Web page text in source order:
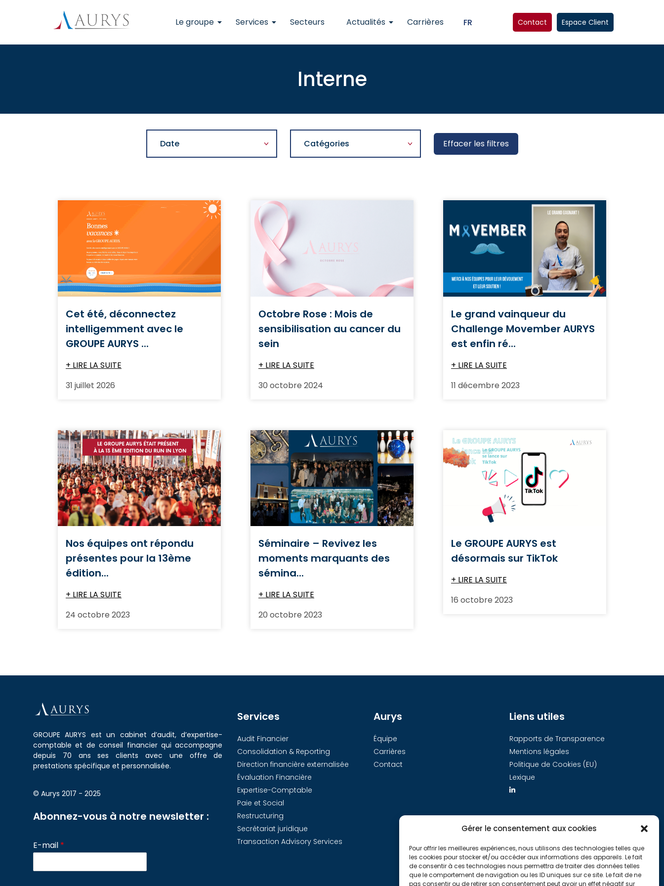
Gérer le consentement aux cookies
Pour offrir les meilleures expériences, nous utilisons des technologies telles que
les cookies pour stocker et/ou accéder aux informations des appareils. Le fait
de consentir à ces technologies nous permettra de traiter des données telles
que le comportement de navigation ou les ID uniques sur ce site. Le fait de ne
pas consentir ou de retirer son consentement peut avoir un effet négatif sur
Le groupe Services Secteurs Actualités Carrières FR Contact Espace Client
Interne
Date Catégories Effacer les filtres
Cet été, déconnectez
intelligemment avec le
GROUPE AURYS ...
+ LIRE LA SUITE
31 juillet 2026
Octobre Rose : Mois de
sensibilisation au cancer du
sein
+ LIRE LA SUITE
30 octobre 2024
Le grand vainqueur du
Challenge Movember AURYS
est enfin ré...
+ LIRE LA SUITE
11 décembre 2023
Nos équipes ont répondu
présentes pour la 13ème
édition...
+ LIRE LA SUITE
24 octobre 2023
Séminaire – Revivez les
moments marquants des
sémina...
+ LIRE LA SUITE
20 octobre 2023
Le GROUPE AURYS est
désormais sur TikTok
+ LIRE LA SUITE
16 octobre 2023
GROUPE AURYS est un cabinet d’audit, d’expertise-
comptable et de conseil financier qui accompagne
depuis 70 ans ses clients avec une offre de
prestations spécifique et personnalisée.
© Aurys 2017 - 2025
Abonnez-vous à notre newsletter :
E-mail *
Services
Audit Financier
Consolidation & Reporting
Direction financière externalisée
Évaluation Financière
Expertise-Comptable
Paie et Social
Restructuring
Secrétariat juridique
Transaction Advisory Services
Aurys
Équipe
Carrières
Contact
Liens utiles
Rapports de Transparence
Mentions légales
Politique de Cookies (EU)
Lexique